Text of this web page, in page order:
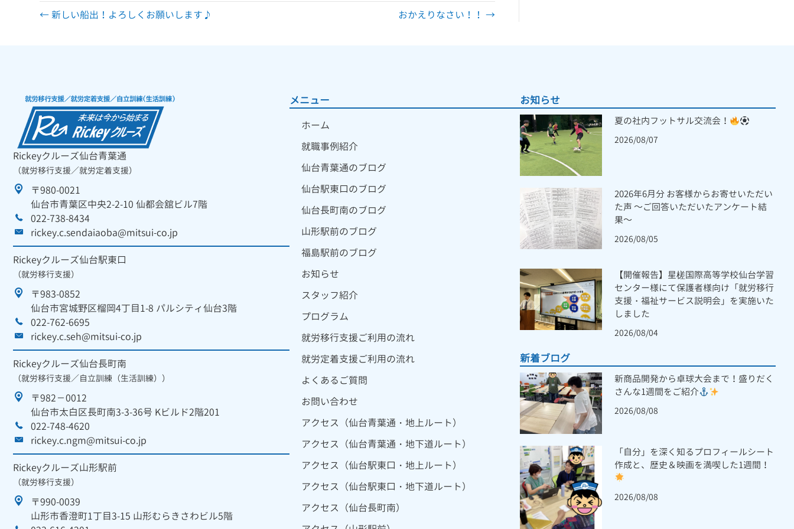
← 新しい船出！よろしくお願いします♪ おかえりなさい！！ →
Rickeyクルーズ仙台青葉通
（就労移行支援／就労定着支援）
〒980-0021
仙台市青葉区中央2-2-10 仙都会舘ビル7階
022-738-8434
rickey.c.sendaiaoba@mitsui-co.jp
Rickeyクルーズ仙台駅東口
（就労移行支援）
〒983-0852
仙台市宮城野区榴岡4丁目1-8 パルシティ仙台3階
022-762-6695
rickey.c.seh@mitsui-co.jp
Rickeyクルーズ仙台長町南
（就労移行支援／自立訓練（生活訓練））
〒982－0012
仙台市太白区長町南3-3-36号 Kビルド2階201
022-748-4620
rickey.c.ngm@mitsui-co.jp
Rickeyクルーズ山形駅前
（就労移行支援）
〒990-0039
山形市香澄町1丁目3-15 山形むらきさわビル5階
メニュー
ホーム
就職事例紹介
仙台青葉通のブログ
仙台駅東口のブログ
仙台長町南のブログ
山形駅前のブログ
福島駅前のブログ
お知らせ
スタッフ紹介
プログラム
就労移行支援ご利用の流れ
就労定着支援ご利用の流れ
よくあるご質問
お問い合わせ
アクセス（仙台青葉通・地上ルート）
アクセス（仙台青葉通・地下道ルート）
アクセス（仙台駅東口・地上ルート）
アクセス（仙台駅東口・地下道ルート）
アクセス（仙台長町南）
お知らせ
夏の社内フットサル交流会！
2026/08/07
2026年6月分 お客様からお寄せいただい
た声 ～ご回答いただいたアンケート結
果～
2026/08/05
【開催報告】星槎国際高等学校仙台学習
センター様にて保護者様向け「就労移行
支援・福祉サービス説明会」を実施いた
しました
2026/08/04
新着ブログ
新商品開発から卓球大会まで！盛りだく
さんな1週間をご紹介
2026/08/08
「自分」を深く知るプロフィールシート
作成と、歴史＆映画を満喫した1週間！
2026/08/08